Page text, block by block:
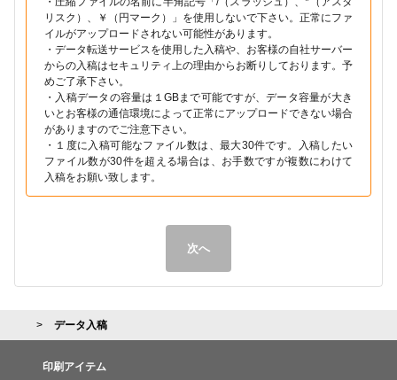
リスク）、￥（円マーク）」を使用しないで下さい。正常にファ
イルがアップロードされない可能性があります。
・データ転送サービスを使用した入稿や、お客様の自社サーバー
からの入稿はセキュリティ上の理由からお断りしております。予
めご了承下さい。
・入稿データの容量は１GBまで可能ですが、データ容量が大き
いとお客様の通信環境によって正常にアップロードできない場合
がありますのでご注意下さい。
・１度に入稿可能なファイル数は、最大30件です。入稿したい
ファイル数が30件を超える場合は、お手数ですが複数にわけて
入稿をお願い致します。
次へ
データ入稿
印刷アイテム